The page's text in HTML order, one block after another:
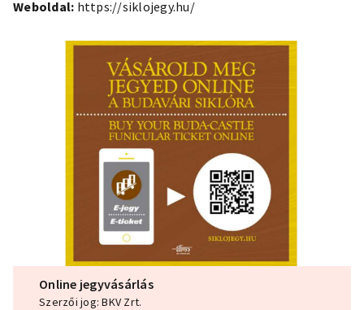
Weboldal: https://siklojegy.hu/
Online jegyvásárlás
Szerzői jog: BKV Zrt.